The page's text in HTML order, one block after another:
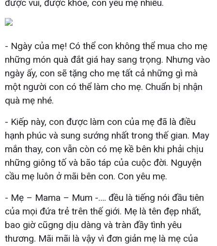
được vui, được khỏe, con yêu mẹ nhiều.
- Ngày của mẹ! Có thể con không thể mua cho mẹ
những món quà đắt giá hay sang trọng. Nhưng vào
ngày ấy, con sẽ tặng cho mẹ tất cả những gì mà
một người con có thể làm cho mẹ. Chuẩn bị nhận
quà mẹ nhé.
- Kiếp này, con được làm con của mẹ đã là điều
hạnh phúc và sung sướng nhất trong thế gian. May
mắn thay, con vẫn còn có mẹ kề bên khi phải chịu
những giông tố và bão táp của cuộc đời. Nguyện
cầu mẹ luôn ở mãi bên con. Con yêu mẹ.
- Mẹ – Mama – Mum -…. đều là tiếng nói đầu tiên
của mọi đứa trẻ trên thế giới. Mẹ là tên đẹp nhất,
bao giờ cũgng dịu dàng và tràn đầy tình yêu
thương. Mãi mãi là vậy vì đơn giản mẹ là mẹ của